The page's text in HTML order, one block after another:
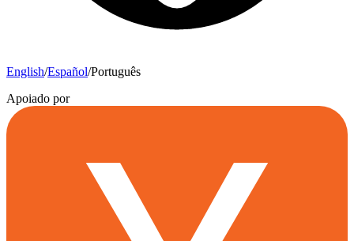
English/Español/Português
Apoiado por